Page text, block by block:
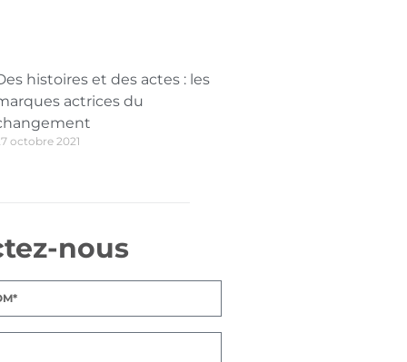
histoires et des actes : les
actrices du
octobre 2021
nous